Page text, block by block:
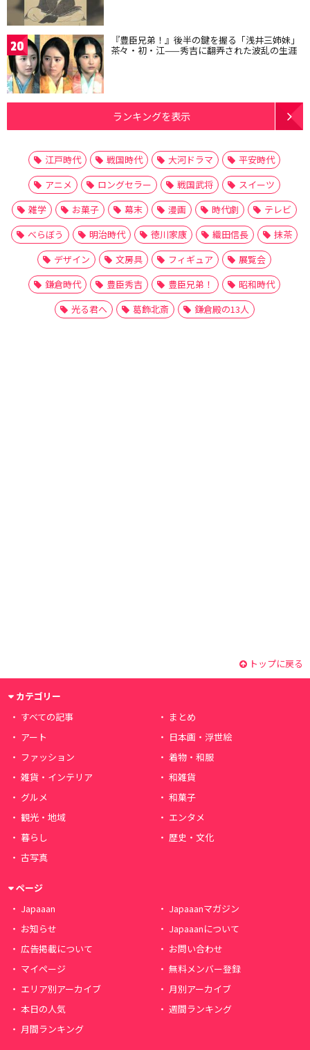
20 『豊臣兄弟！』後半の鍵を握る「浅井三姉妹」
茶々・初・江——秀吉に翻弄された波乱の生涯
ランキングを表示
江戸時代 戦国時代 大河ドラマ
平安時代
アニメ
ロングセラー 戦国武将
スイーツ
雑学
お菓子 幕末 漫画 時代劇
テレビ
べらぼう
明治時代 徳川家康 織田信長
抹茶
デザイン
文房具 フィギュア
展覧会
鎌倉時代
豊臣秀吉 豊臣兄弟！
昭和時代
光る君へ
葛飾北斎 鎌倉殿の13人
トップに戻る
カテゴリー
すべての記事
まとめ
アート
日本画・浮世絵
ファッション
着物・和服
雑貨・インテリア
和雑貨
グルメ
和菓子
観光・地域
エンタメ
暮らし
歴史・文化
古写真
ページ
Japaaan
Japaaanマガジン
お知らせ
Japaaanについて
広告掲載について
お問い合わせ
マイページ
無料メンバー登録
エリア別アーカイブ
月別アーカイブ
本日の人気
週間ランキング
月間ランキング